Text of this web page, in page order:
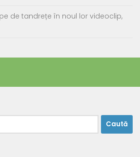
de tandrețe în noul lor videoclip,